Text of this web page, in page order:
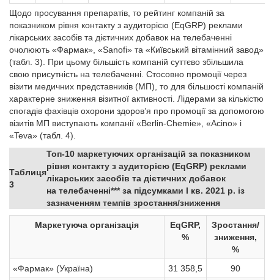
Щодо просування препаратів, то рейтинг компаній за
показником рівня контакту з аудиторією (EqGRP) реклами
лікарських засобів та дієтичних добавок на телебаченні
очолюють «Фармак», «Sanofi» та «Київський вітамінний завод»
(табл. 3). При цьому більшість компаній суттєво збільшила
свою присутність на телебаченні. Стосовно промоції через
візити медичних представників (МП), то для більшості компаній
характерне зниження візитної активності. Лідерами за кількістю
спогадів фахівців охорони здоров’я про промоції за допомогою
візитів МП виступають компанії «Berlin-Chemie», «Acino» і
«Teva» (табл. 4).
Таблиця
3
Топ-10 маркетуючих організацій за показником
рівня контакту з аудиторією (EqGRP) реклами
лікарських засобів та дієтичних добавок
на телебаченні*** за підсумками І кв. 2021 р. із
зазначенням темпів зростання/зниження
Маркетуюча організація
EqGRP,
%
Зростання/
зниження,
%
«Фармак» (Україна)
31 358,5
90